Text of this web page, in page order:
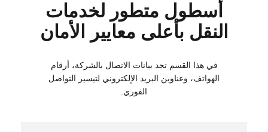
أسطول متطور لخدمات
النقل بأعلى معايير الأمان
في هذا القسم تجد بيانات الاتصال بالشركة، أرقام
الهواتف، وعناوين البريد الإلكتروني لتيسير التواصل
الفوري.